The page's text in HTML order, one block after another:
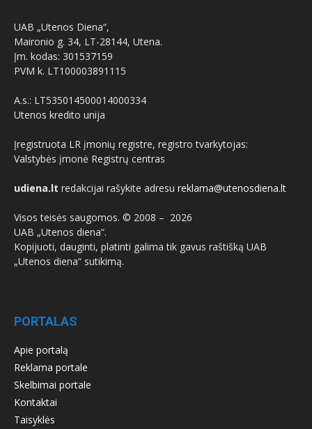
UAB „Utenos Diena“,
Maironio g. 34, LT-28144, Utena.
Įm. kodas: 301537159
PVM k. LT100003891115
A.s.: LT535014500014000334
Utenos kredito unija
Įregistruota LR įmonių registre, registro tvarkytojas:
Valstybės įmonė Registrų centras
udiena.lt redakcijai rašykite adresu reklama@utenosdiena.lt
Visos teisės saugomos. © 2008 – 2026
UAB „Utenos diena“.
Kopijuoti, dauginti, platinti galima tik gavus raštišką UAB
„Utenos diena“ sutikimą.
PORTALAS
Apie portalą
Reklama portale
Skelbimai portale
Kontaktai
Taisyklės